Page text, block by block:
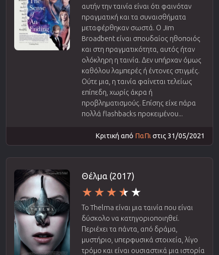
αυτήν την ταινία είναι ότι φαινόταν
πραγματική και τα συναισθήματα
μεταφέρθηκαν σωστά. Ο Jim
Broadbent είναι σπουδαίος ηθοποιός
και στη πραγματικότητα, αυτός ήταν
ολόκληρη η ταινία. Δεν υπήρχαν όμως
καθόλου λαμπερές ή έντονες στιγμές.
Ούτε μια, η ταινία φαίνεται τελείως
επίπεδη, χωρίς άκρα ή
προβληματισμούς. Επίσης είχε πάρα
πολλά flashbacks προκειμένου...
Κριτική από ΠαΠι στις 31/05/2021
Θέλμα (2017)
Το Thelma είναι μια ταινία που είναι
δύσκολο να κατηγοριοποιηθεί.
Περιέχει τα πάντα, από δράμα,
μυστήριο, υπερφυσικά στοιχεία, λίγο
τρόμο και είναι ουσιαστικά μια ιστορία